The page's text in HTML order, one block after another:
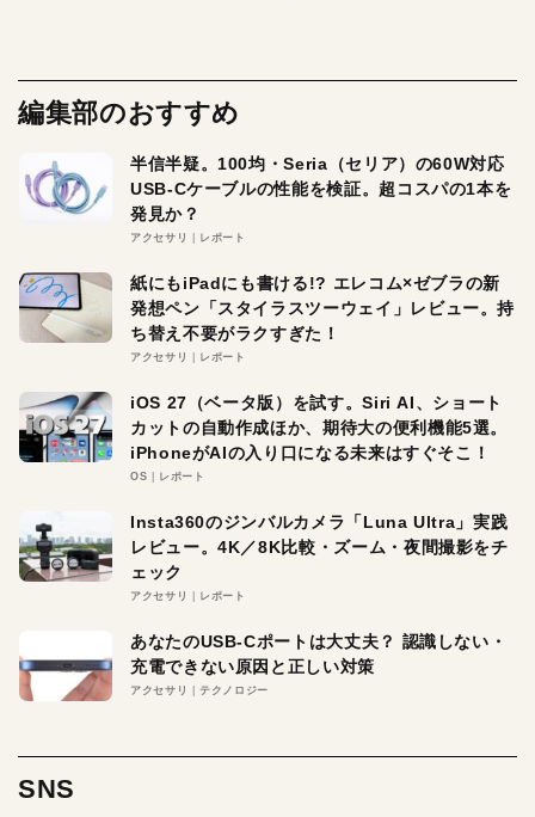
編集部のおすすめ
半信半疑。100均・Seria（セリア）の60W対応
USB-Cケーブルの性能を検証。超コスパの1本を
発見か？
アクセサリ レポート
紙にもiPadにも書ける!? エレコム×ゼブラの新
発想ペン「スタイラスツーウェイ」レビュー。持
ち替え不要がラクすぎた！
アクセサリ レポート
iOS 27（ベータ版）を試す。Siri AI、ショート
カットの自動作成ほか、期待大の便利機能5選。
iPhoneがAIの入り口になる未来はすぐそこ！
OS レポート
Insta360のジンバルカメラ「Luna Ultra」実践
レビュー。4K／8K比較・ズーム・夜間撮影をチ
ェック
アクセサリ レポート
あなたのUSB-Cポートは大丈夫？ 認識しない・
充電できない原因と正しい対策
アクセサリ テクノロジー
SNS